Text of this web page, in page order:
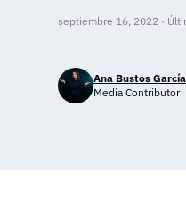
septiembre 16, 2022 ·
Ana Bustos García
Media Contributor